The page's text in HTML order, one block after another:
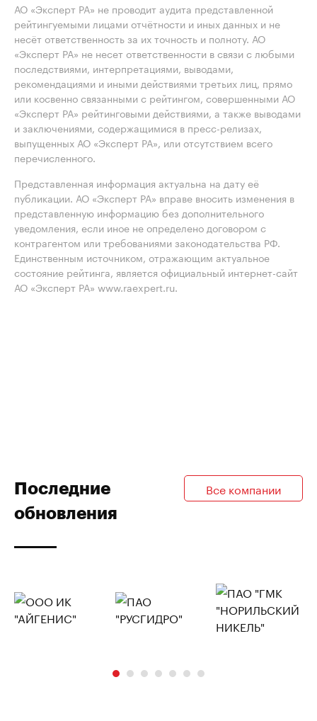
АО «Эксперт РА» не проводит аудита представленной
рейтингуемыми лицами отчётности и иных данных и не
несёт ответственность за их точность и полноту. АО
«Эксперт РА» не несет ответственности в связи с любыми
последствиями, интерпретациями, выводами,
рекомендациями и иными действиями третьих лиц, прямо
или косвенно связанными с рейтингом, совершенными АО
«Эксперт РА» рейтинговыми действиями, а также выводами
и заключениями, содержащимися в пресс-релизах,
выпущенных АО «Эксперт РА», или отсутствием всего
перечисленного.
Представленная информация актуальна на дату её
публикации. АО «Эксперт РА» вправе вносить изменения в
представленную информацию без дополнительного
уведомления, если иное не определено договором с
контрагентом или требованиями законодательства РФ.
Единственным источником, отражающим актуальное
состояние рейтинга, является официальный интернет-сайт
АО «Эксперт РА» www.raexpert.ru.
Последние
обновления
Все компании